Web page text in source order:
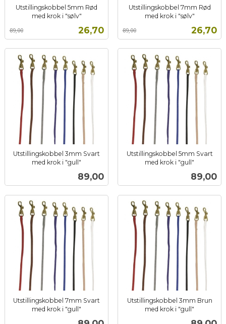
Utstillingskobbel 5mm Rød
med krok i "sølv"
Tilbud
26,70
89,00
mva.
Utstillingskobbel 7mm Rød
med krok i "sølv"
Tilbud
26,70
89,00
mva.
Utstillingskobbel 3mm Svart
med krok i "gull"
Pris
89,00
Utstillingskobbel 5mm Svart
med krok i "gull"
Pris
89,00
Utstillingskobbel 7mm Svart
med krok i "gull"
Utstillingskobbel 3mm Brun
med krok i "gull"